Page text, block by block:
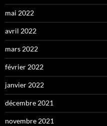
mai 2022
avril 2022
mars 2022
février 2022
janvier 2022
décembre 2021
novembre 2021